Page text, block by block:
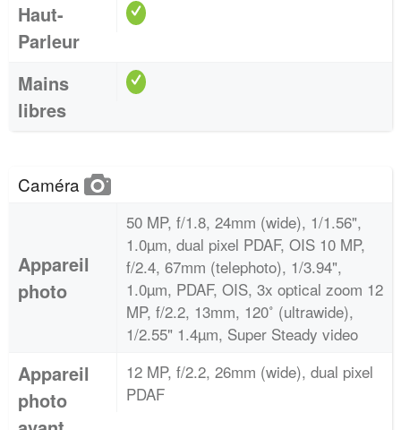
Haut-
Parleur
Mains
libres
Caméra
Appareil
photo
50 MP, f/1.8, 24mm (wide), 1/1.56",
1.0µm, dual pixel PDAF, OIS 10 MP,
f/2.4, 67mm (telephoto), 1/3.94",
1.0µm, PDAF, OIS, 3x optical zoom 12
MP, f/2.2, 13mm, 120˚ (ultrawide),
1/2.55" 1.4µm, Super Steady video
Appareil
photo
12 MP, f/2.2, 26mm (wide), dual pixel
PDAF